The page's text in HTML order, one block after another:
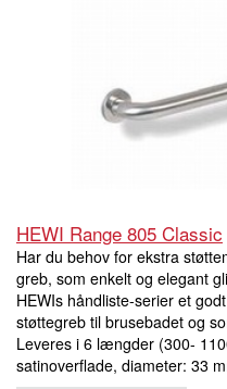
HEWI Range 805 Classic
Har du behov for ekstra
greb, som enkelt og elegant
HEWIs håndliste-serier et
støttegreb til brusebadet og
Leveres i 6 længder (300-
satinoverflade, diameter: 33